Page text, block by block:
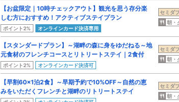
【お盆限定｜10時チェックアウト】観光を思う存分楽
しむ方におすすめ！アクティブステイプラン
ポイント2% オンラインカード決済専用
セミダ
朝・
【スタンダードプラン】～湖畔の森に身をゆだねる～地
元食材のフレンチコースとリトリートステイ｜2食付
ポイント2% オンラインカード決済可
セミダ
朝・
【早割60×1泊2食】～早期予約で10%OFF～自然の恵
みをいただくフレンチと湖畔のリトリートステイ
セミダ
朝・